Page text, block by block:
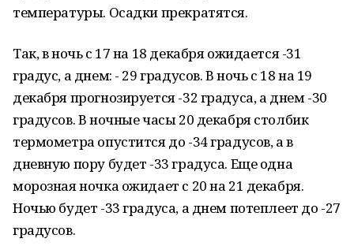
температуры. Осадки прекратятся.
Так, в ночь с 17 на 18 декабря ожидается -31
градус, а днем: - 29 градусов. В ночь с 18 на 19
декабря прогнозируется -32 градуса, а днем -30
градусов. В ночные часы 20 декабря столбик
термометра опустится до -34 градусов, а в
дневную пору будет -33 градуса. Еще одна
морозная ночка ожидает с 20 на 21 декабря.
Ночью будет -33 градуса, а днем потеплеет до -27
градусов.